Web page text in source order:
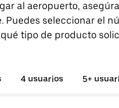
al aeropuerto,
Puedes seleccionar el
tipo de producto
4 usuarios 5+